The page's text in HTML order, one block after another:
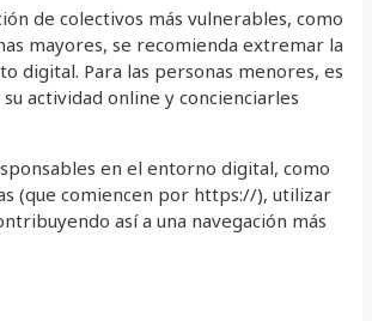
de colectivos más vulnerables, como
mayores, se recomienda extremar la
digital. Para las personas menores, es
actividad online y concienciarles
en el entorno digital, como
(que comiencen por https://), utilizar
así a una navegación más